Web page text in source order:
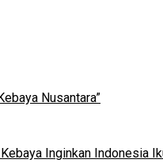
Nusantara”
Inginkan Indonesia